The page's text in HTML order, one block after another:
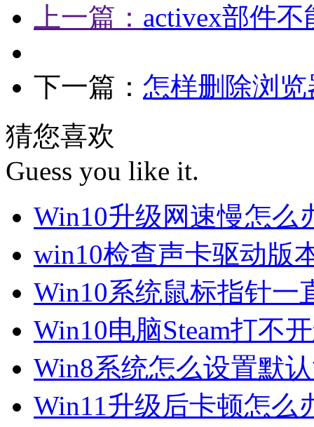
上一篇： activex部件
下一篇： 怎样删除浏
猜您喜欢
Guess you like it.
Win10升级网速慢怎么
win10检查声卡驱动版
Win10系统鼠标指针一
Win10电脑Steam打不
Win8系统怎么设置默
Win11升级后卡顿怎么